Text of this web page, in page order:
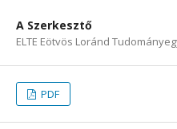
A Szerkesztő
ELTE Eötvös Loránd
PDF